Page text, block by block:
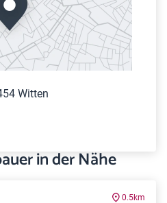
Witten
in der Nähe
0.5km